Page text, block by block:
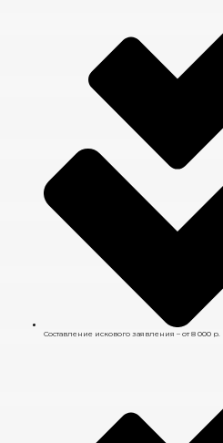
Составление искового заявления – от 8 000 р.